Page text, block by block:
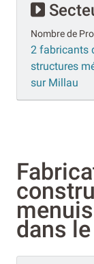
Nombre de Pro
2 fabricants
structures
sur Millau
dans